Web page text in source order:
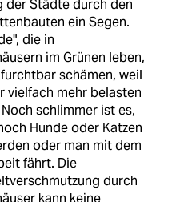
der Städte durch den
ein Segen.
die in
im Grünen leben,
schämen, weil
vielfach mehr belasten
schlimmer ist es,
Hunde oder Katzen
oder man mit dem
fährt. Die
durch
kann keine